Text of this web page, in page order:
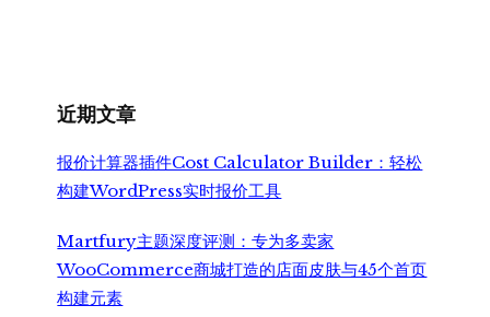
近期文章
报价计算器插件Cost Calculator Builder：轻松
构建WordPress实时报价工具
Martfury主题深度评测：专为多卖家
WooCommerce商城打造的店面皮肤与45个首页
构建元素